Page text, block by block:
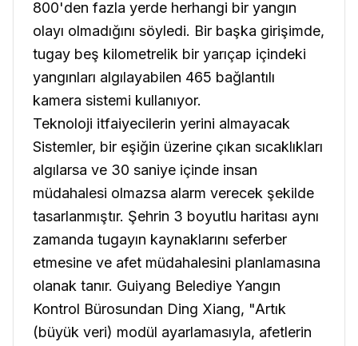
800'den fazla yerde herhangi bir yangın
olayı olmadığını söyledi. Bir başka girişimde,
tugay beş kilometrelik bir yarıçap içindeki
yangınları algılayabilen 465 bağlantılı
kamera sistemi kullanıyor.
Teknoloji itfaiyecilerin yerini almayacak
Sistemler, bir eşiğin üzerine çıkan sıcaklıkları
algılarsa ve 30 saniye içinde insan
müdahalesi olmazsa alarm verecek şekilde
tasarlanmıştır. Şehrin 3 boyutlu haritası aynı
zamanda tugayın kaynaklarını seferber
etmesine ve afet müdahalesini planlamasına
olanak tanır. Guiyang Belediye Yangın
Kontrol Bürosundan Ding Xiang, "Artık
(büyük veri) modül ayarlamasıyla, afetlerin